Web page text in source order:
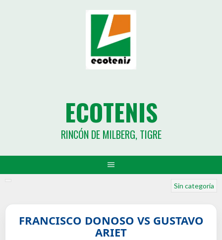
ECOTENIS
RINCÓN DE MILBERG, TIGRE
Sin categoría
FRANCISCO DONOSO VS GUSTAVO
ARIET